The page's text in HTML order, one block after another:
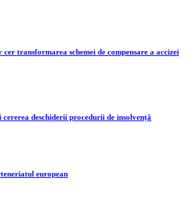
transformarea schemei de compensare a accizei
deschiderii procedurii de insolvență
european